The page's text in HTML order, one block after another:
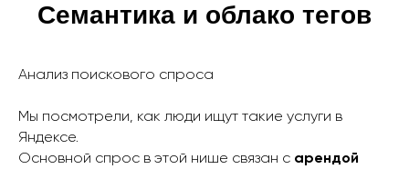
Семантика и облако тегов
Анализ поискового спроса
Мы посмотрели, как люди ищут такие услуги в
Яндексе.
Основной спрос в этой нише связан с арендой